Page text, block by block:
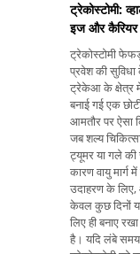
ट्रेकोस्टोमी:
इज और
ट्रेकोस्टोमी
प्रवेश की
ट्रेकेआ के क्षेत्र
बनाई गई एक
आमतौर पर ऐसा
जब शल्य
ट्यूमर या गले
कारण वायु मार्ग में
उदाहरण के
केवल कुछ दिनों
लिए ही बनाए
है। यदि लंबे